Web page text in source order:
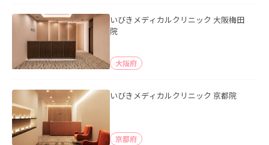
いびきメディカルクリニック 大阪梅田
院
大阪府
いびきメディカルクリニック 京都院
京都府